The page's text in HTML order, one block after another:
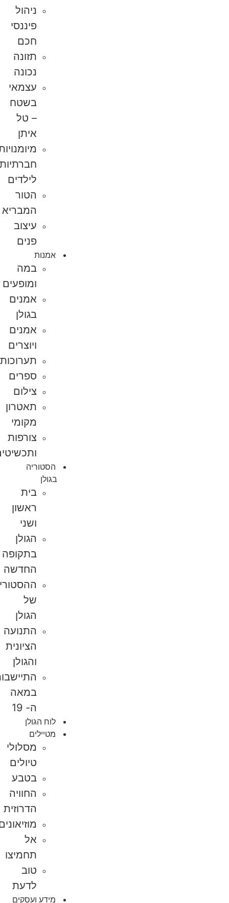
ניהול
פיננסי
חכם
תזונה
נכונה
עצמאי
בשטח
– טל
איתן
מיומנויות
חברתיות
לילדים
הטור
המבריא
עיצוב
פנים
אמנות
במה
ומופעים
אמנים
בגולן
אמנים
ויוצרים
תערוכות
ספרים
צילום
תאטרון
מקומי
צורפות
ותכשיטים
הסטוריה
בית
ראשון
הגולן
בתקופה
החדשה
ההסטוריה
הגולן
התנועה
הציונית
והגולן
התיישבות
במאה
לוח הגולן
מטיילים
מסלולי
טיולים
בטבע
החוויה
הדרוזית
מוזיאונים
אל
תחמיצו
טוב
לדעת
מידע ועסקים